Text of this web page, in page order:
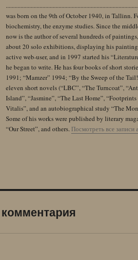
was born on the 9th of October 1940, in Tallinn.
biochemistry, the enzyme studies. Since the
now is the author of several hundreds of
about 20 solo exhibitions, displaying his
active web-user, and in 1997 started his
he began to write. He has four books of short
1991; “Mamzer” 1994; “By the Sweep of the
eleven short novels (“LBC”, “The Turncoat”,
Island”, “Jasmine”, “The Last Home”,
Vitalis”, and an autobiographical study “The
Some of his works were published by literary
“Our Street”, and others. Посмотреть все записи